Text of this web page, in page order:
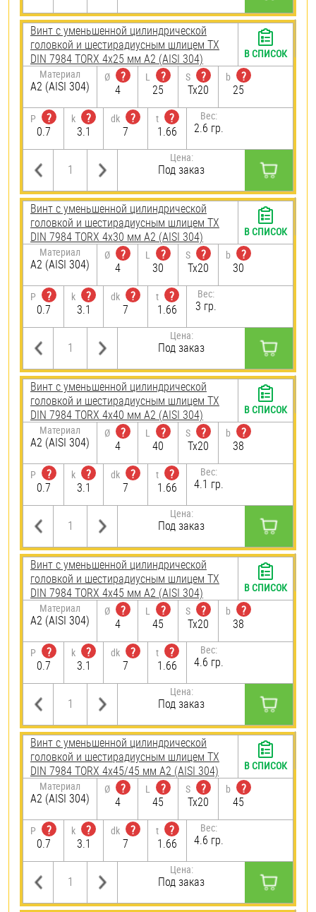
Винт с уменьшенной цилиндрической
головкой и шестирадиусным шлицем TX
DIN 7984 TORX 4х25 мм А2 (AISI 304)
Материал
А2 (AISI 304)
Ø
?
4
L
?
25
S
?
Tx20
b
?
25
P
?
0.7
k
?
3.1
dk
?
7
t
?
1.66
Вес:
2.6 гр.
Цена:
Под заказ
В СПИСОК
Винт с уменьшенной цилиндрической
головкой и шестирадиусным шлицем TX
DIN 7984 TORX 4х30 мм А2 (AISI 304)
Материал
А2 (AISI 304)
Ø
?
4
L
?
30
S
?
Tx20
b
?
30
P
?
0.7
k
?
3.1
dk
?
7
t
?
1.66
Вес:
3 гр.
Цена:
Под заказ
В СПИСОК
Винт с уменьшенной цилиндрической
головкой и шестирадиусным шлицем TX
DIN 7984 TORX 4х40 мм А2 (AISI 304)
Материал
А2 (AISI 304)
Ø
?
4
L
?
40
S
?
Tx20
b
?
38
P
?
0.7
k
?
3.1
dk
?
7
t
?
1.66
Вес:
4.1 гр.
Цена:
Под заказ
В СПИСОК
Винт с уменьшенной цилиндрической
головкой и шестирадиусным шлицем TX
DIN 7984 TORX 4х45 мм А2 (AISI 304)
Материал
А2 (AISI 304)
Ø
?
4
L
?
45
S
?
Tx20
b
?
38
P
?
0.7
k
?
3.1
dk
?
7
t
?
1.66
Вес:
4.6 гр.
Цена:
Под заказ
В СПИСОК
Винт с уменьшенной цилиндрической
головкой и шестирадиусным шлицем TX
DIN 7984 TORX 4х45/45 мм А2 (AISI 304)
Материал
А2 (AISI 304)
Ø
?
4
L
?
45
S
?
Tx20
b
?
45
P
?
0.7
k
?
3.1
dk
?
7
t
?
1.66
Вес:
4.6 гр.
Цена:
Под заказ
В СПИСОК